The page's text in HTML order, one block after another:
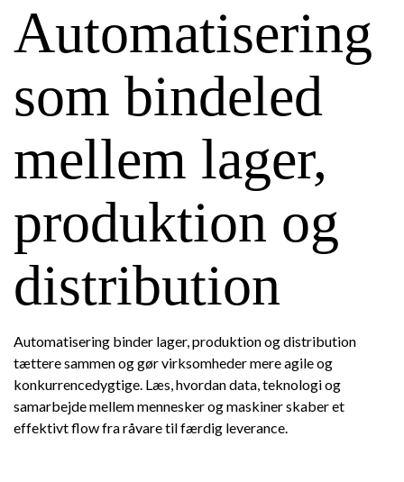
Automatisering
som bindeled
mellem lager,
produktion og
distribution
Automatisering binder lager, produktion og distribution
tættere sammen og gør virksomheder mere agile og
konkurrencedygtige. Læs, hvordan data, teknologi og
samarbejde mellem mennesker og maskiner skaber et
effektivt flow fra råvare til færdig leverance.